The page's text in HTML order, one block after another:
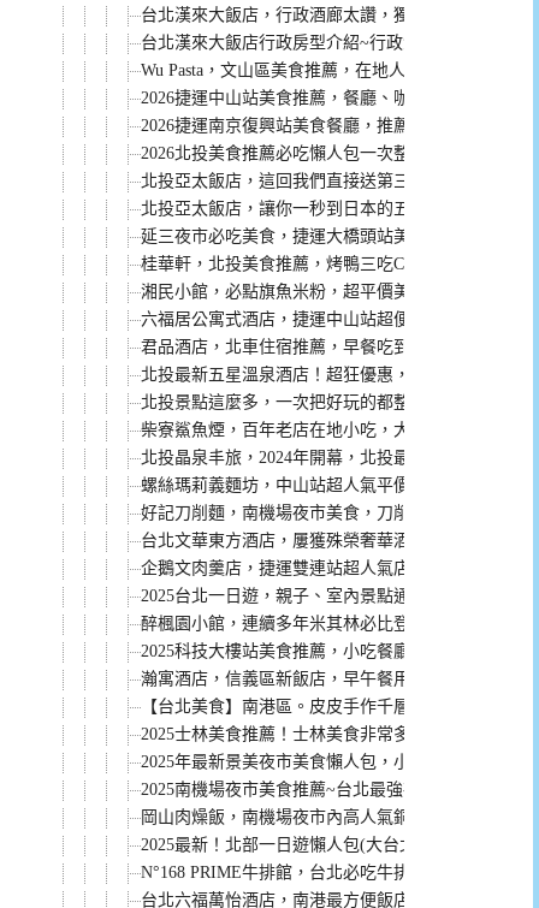
台北漢來大飯店，行政酒廊太讚，獨家優惠專案太狂
台北漢來大飯店行政房型介紹~行政酒廊貴賓軒太讚
Wu Pasta，文山區美食推薦，在地人都愛這一家。被
2026捷運中山站美食推薦，餐廳、咖啡廳、小吃懶人
2026捷運南京復興站美食餐廳，推薦必吃懶人包
2026北投美食推薦必吃懶人包一次整理給你
北投亞太飯店，這回我們直接送第三人免費入住含早
北投亞太飯店，讓你一秒到日本的五星溫泉飯店！
延三夜市必吃美食，捷運大橋頭站美食懶人包
桂華軒，北投美食推薦，烤鴨三吃CP值超高，而且停
湘民小館，必點旗魚米粉，超平價美味的餐廳
六福居公寓式酒店，捷運中山站超便利可以停車的住
君品酒店，北車住宿推薦，早餐吃到12點，還有台北
北投最新五星溫泉酒店！超狂優惠，第三、四人真的
北投景點這麼多，一次把好玩的都整理給你喔！
柴寮鯊魚煙，百年老店在地小吃，大龍峒市場必吃美
北投晶泉丰旅，2024年開幕，北投最新五星溫泉飯店
螺絲瑪莉義麵坊，中山站超人氣平價義大利麵，點餐
好記刀削麵，南機場夜市美食，刀削麵、炒餅、小菜
台北文華東方酒店，屢獲殊榮奢華酒店！
企鵝文肉羹店，捷運雙連站超人氣店家，30多年老店
2025台北一日遊，親子、室內景點通通有，搭捷運就
醉楓園小館，連續多年米其林必比登推介。必點菜單
2025科技大樓站美食推薦，小吃餐廳都有
瀚寓酒店，信義區新飯店，早午餐用餐空間美，買一
【台北美食】南港區。皮皮手作千層蛋糕 後山埤站
2025士林美食推薦！士林美食非常多，搭捷運到士林
2025年最新景美夜市美食懶人包，小吃、餐廳都有，
2025南機場夜市美食推薦~台北最強夜市，得吃好幾
岡山肉燥飯，南機場夜市內高人氣銅板美食，只有白
2025最新！北部一日遊懶人包(大台北、桃園、新竹
N°168 PRIME牛排館，台北必吃牛排之一，捷運忠孝
台北六福萬怡酒店，南港最方便飯店。捷運高鐵就能